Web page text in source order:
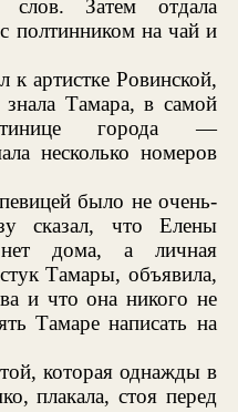
слов. Затем отдала
полтинником на чай и
артистке Ровинской,
Тамара, в самой
города —
несколько номеров
было не очень-
сказал, что Елены
нет дома, а личная
Тамары, объявила,
и что она никого не
Тамаре написать на
которая однажды в
плакала, стоя перед